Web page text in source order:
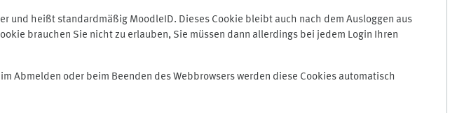
und heißt standardmäßig MoodleID. Dieses Cookie bleibt auch nach dem Ausloggen aus
brauchen Sie nicht zu erlauben, Sie müssen dann allerdings bei jedem Login Ihren
Abmelden oder beim Beenden des Webbrowsers werden diese Cookies automatisch